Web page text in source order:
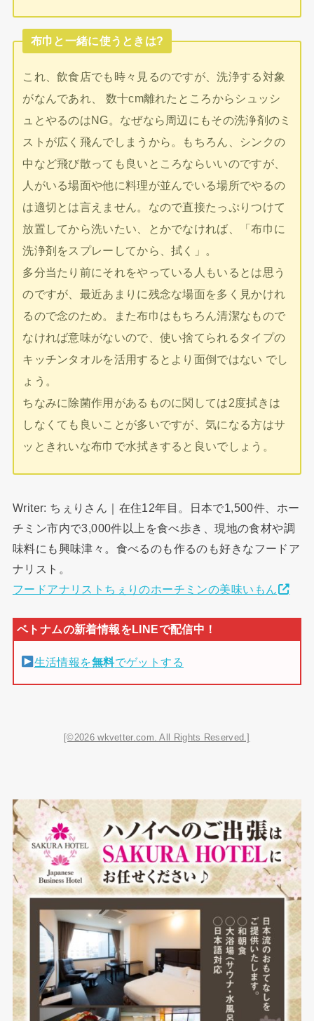
布巾と一緒に使うときは?
これ、飲食店でも時々見るのですが、洗浄する対象
がなんであれ、 数十cm離れたところからシュッシ
ュとやるのはNG。なぜなら周辺にもその洗浄剤のミ
ストが広く飛んでしまうから。もちろん、シンクの
中など飛び散っても良いところならいいのですが、
人がいる場面や他に料理が並んでいる場所でやるの
は適切とは言えません。なので直接たっぷりつけて
放置してから洗いたい、とかでなければ、「布巾に
洗浄剤をスプレーしてから、拭く」。
多分当たり前にそれをやっている人もいるとは思う
のですが、最近あまりに残念な場面を多く見かけれ
るので念のため。また布巾はもちろん清潔なもので
なければ意味がないので、使い捨てられるタイプの
キッチンタオルを活用するとより面倒ではない でし
ょう。
ちなみに除菌作用があるものに関しては2度拭きは
しなくても良いことが多いですが、気になる方はサ
ッときれいな布巾で水拭きすると良いでしょう。
Writer: ちぇりさん｜在住12年目。日本で1,500件、ホー
チミン市内で3,000件以上を食べ歩き、現地の食材や調
味料にも興味津々。食べるのも作るのも好きなフードア
ナリスト。
フードアナリストちぇりのホーチミンの美味いもん
生活情報を無料でゲットする
[©2026 wkvetter.com. All Rights Reserved.]